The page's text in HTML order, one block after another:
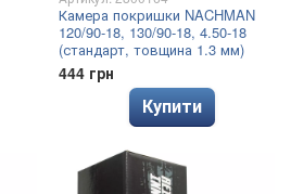
Камера покришки NACHMAN
120/90-18, 130/90-18, 4.50-18
(стандарт, товщина 1.3 мм)
444 грн
Купити